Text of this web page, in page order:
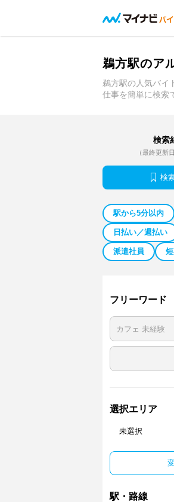
鵜方駅のア
鵜方駅の人気バイ
仕事を簡単に検索
検索
（最終更新
検
駅から5分以内
日払い／週払い
派遣社員
フリーワード
選択エリア
未選択
駅・路線